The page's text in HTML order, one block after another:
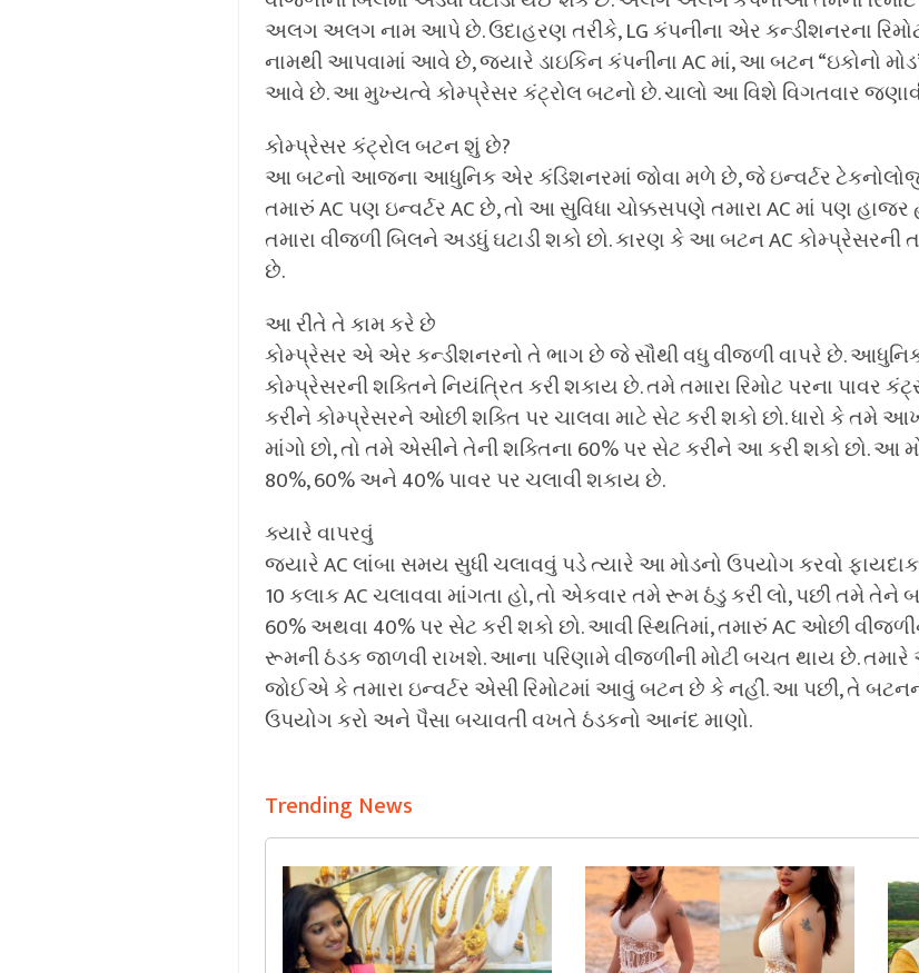
અલગ અલગ નામ આપે છે. ઉદાહરણ તરીકે, LG કંપનીના એર કન્ડીશનરના
નામથી આપવામાં આવે છે, જ્યારે ડાઇકિન કંપનીના AC માં, આ બટન “ઇકોનો
આવે છે. આ મુખ્યત્વે કોમ્પ્રેસર કંટ્રોલ બટનો છે. ચાલો આ વિશે વિગતવાર
કોમ્પ્રેસર કંટ્રોલ બટન શું છે?
આ બટનો આજના આધુનિક એર કંડિશનરમાં જોવા મળે છે, જે ઇન્વર્ટર
તમારું AC પણ ઇન્વર્ટર AC છે, તો આ સુવિધા ચોક્કસપણે તમારા AC માં પણ
તમારા વીજળી બિલને અડધું ઘટાડી શકો છો. કારણ કે આ બટન AC કોમ્પ્રેસરની
છે.
આ રીતે તે કામ કરે છે
કોમ્પ્રેસર એ એર કન્ડીશનરનો તે ભાગ છે જે સૌથી વધુ વીજળી વાપરે છે. આધુનિક
કોમ્પ્રેસરની શક્તિને નિયંત્રિત કરી શકાય છે. તમે તમારા રિમોટ પરના પાવર
કરીને કોમ્પ્રેસરને ઓછી શક્તિ પર ચાલવા માટે સેટ કરી શકો છો. ધારો કે તમે
માંગો છો, તો તમે એસીને તેની શક્તિના 60% પર સેટ કરીને આ કરી શકો છો. આ
80%, 60% અને 40% પાવર પર ચલાવી શકાય છે.
ક્યારે વાપરવું
જ્યારે AC લાંબા સમય સુધી ચલાવવું પડે ત્યારે આ મોડનો ઉપયોગ કરવો
10 કલાક AC ચલાવવા માંગતા હો, તો એકવાર તમે રૂમ ઠંડુ કરી લો, પછી તમે તેને
60% અથવા 40% પર સેટ કરી શકો છો. આવી સ્થિતિમાં, તમારું AC ઓછી
રૂમની ઠંડક જાળવી રાખશે. આના પરિણામે વીજળીની મોટી બચત થાય છે.
જોઈએ કે તમારા ઇન્વર્ટર એસી રિમોટમાં આવું બટન છે કે નહીં. આ પછી, તે
ઉપયોગ કરો અને પૈસા બચાવતી વખતે ઠંડકનો આનંદ માણો.
Trending News